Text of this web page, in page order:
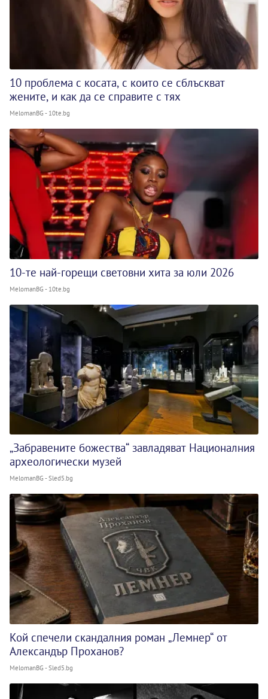
10 проблема с косата, с които се сблъскват
жените, и как да се справите с тях
MelomanBG - 10te.bg
10-те най-горещи световни хита за юли 2026
MelomanBG - 10te.bg
„Забравените божества“ завладяват Националния
археологически музей
MelomanBG - Sled5.bg
Кой спечели скандалния роман „Лемнер“ от
Александър Проханов?
MelomanBG - Sled5.bg